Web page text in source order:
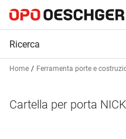
Home Ferramenta porte e
Cartella per porta